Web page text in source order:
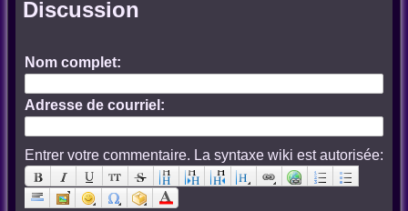
Discussion
Nom complet:
Adresse de courriel:
Entrer votre commentaire. La syntaxe wiki est autorisée: